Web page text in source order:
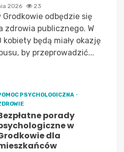
2026 23
Grodkowie odbędzie się
zdrowia publicznego. W
będą miały okazję
by przeprowadzić...
PSYCHOLOGICZNA
porady
w
dla